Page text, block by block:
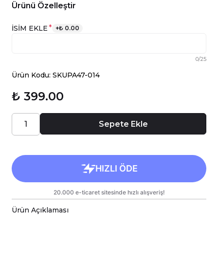
Ürünü Özelleştir
İSİM EKLE* +₺ 0.00
0/25
Ürün Kodu: SKUPA47-014
₺ 399.00
Sepete Ekle
Ürün Açıklaması